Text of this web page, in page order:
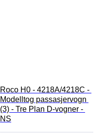
Roco H0 - 4218A/4218C -
Modelltog passasjervogn
(3) - Tre Plan D-vogner -
NS